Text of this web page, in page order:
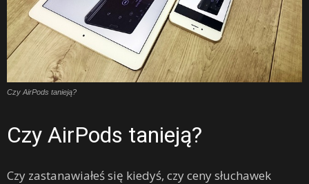
Czy AirPods tanieją?
Czy AirPods tanieją?
Czy zastanawiałeś się kiedyś, czy ceny słuchawek